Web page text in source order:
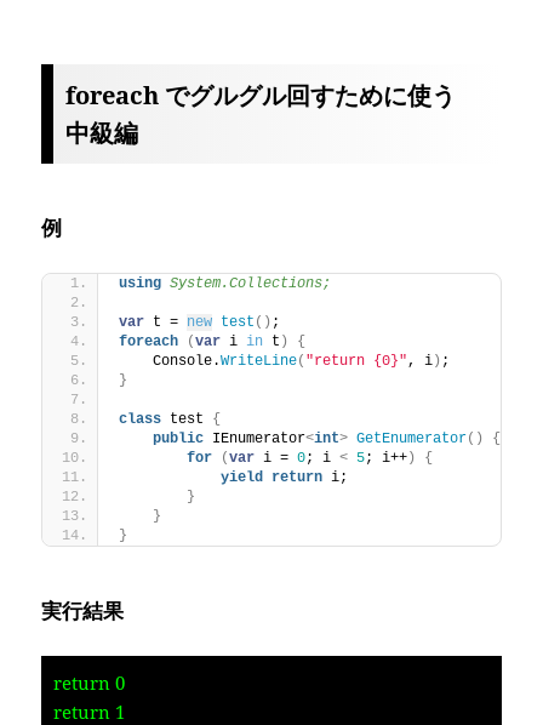
foreach でグルグル回すために使う
中級編
例
using System.Collections;
var t = new test () ;
foreach
(var i in t )
{
    Console.
WriteLine( "return {0}", i) ;
}
class test {
public IEnumerator<int> GetEnumerator()
{
for
(var i = 0; i < 5; i++)
{
yield return i;
}
}
}
実行結果
return 0
return 1